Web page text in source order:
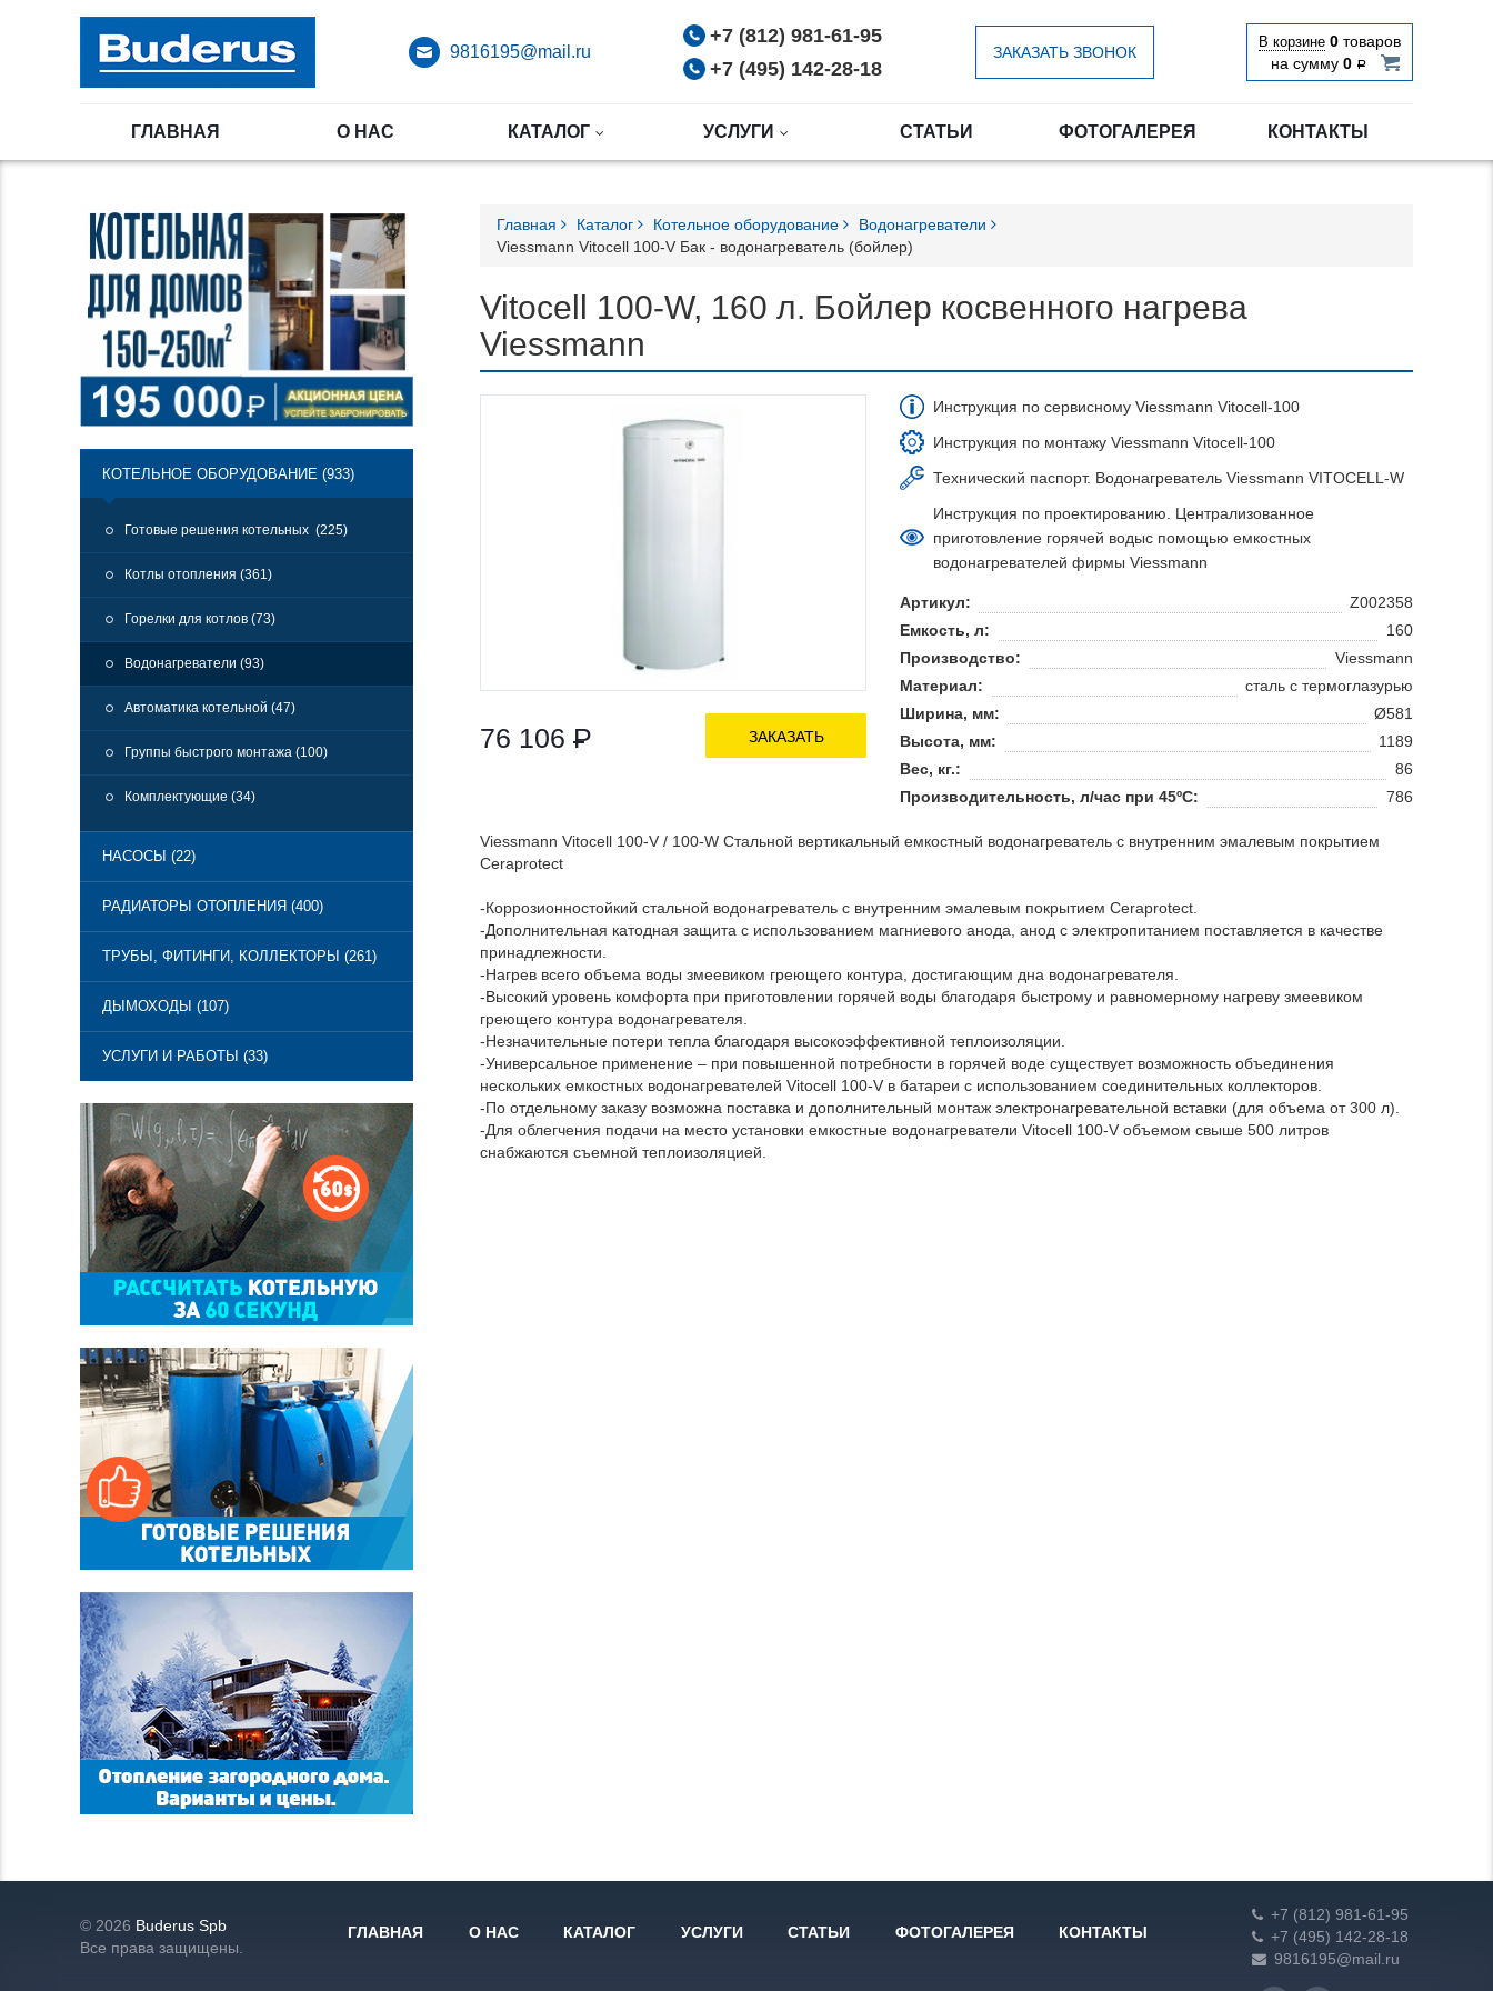
9816195@mail.ru
+7 (812) 981-61-95
+7 (495) 142-28-18
ЗАКАЗАТЬ ЗВОНОК
В корзине 0 товаров
на сумму 0 Р
ГЛАВНАЯ О НАС КАТАЛОГ УСЛУГИ СТАТЬИ ФОТОГАЛЕРЕЯ КОНТАКТЫ
Главная Каталог Котельное оборудование
Водонагреватели
Viessmann Vitocell 100-V Бак - водонагреватель (бойлер)
Vitocell 100-W, 160 л. Бойлер косвенного нагрева
Viessmann
76 106 Р ЗАКАЗАТЬ
Инструкция по сервисному Viessmann Vitocell-100
Инструкция по монтажу Viessmann Vitocell-100
Технический паспорт. Водонагреватель Viessmann VITOCELL-W
Инструкция по проектированию. Централизованное
приготовление горячей водыс помощью емкостных
водонагревателей фирмы Viessmann
Артикул:
Z002358
Емкость, л:
160
Производство:
Viessmann
Материал:
сталь с термоглазурью
Ширина, мм:
Ø581
Высота, мм:
1189
Вес, кг.:
86
Производительность, л/час при 45ºС:
786
Viessmann Vitocell 100-V / 100-W Стальной вертикальный емкостный водонагреватель с внутренним эмалевым покрытием
Ceraprotect
-Коррозионностойкий стальной водонагреватель с внутренним эмалевым покрытием Ceraprotect.
-Дополнительная катодная защита с использованием магниевого анода, анод с электропитанием поставляется в качестве
принадлежности.
-Нагрев всего объема воды змеевиком греющего контура, достигающим дна водонагревателя.
-Высокий уровень комфорта при приготовлении горячей воды благодаря быстрому и равномерному нагреву змеевиком
греющего контура водонагревателя.
-Незначительные потери тепла благодаря высокоэффективной теплоизоляции.
-Универсальное применение – при повышенной потребности в горячей воде существует возможность объединения
нескольких емкостных водонагревателей Vitocell 100-V в батареи с использованием соединительных коллекторов.
-По отдельному заказу возможна поставка и дополнительный монтаж электронагревательной вставки (для объема от 300 л).
-Для облегчения подачи на место установки емкостные водонагреватели Vitocell 100-V объемом свыше 500 литров
снабжаются съемной теплоизоляцией.
КОТЕЛЬНОЕ ОБОРУДОВАНИЕ (933)
Готовые решения котельных (225)
Котлы отопления (361)
Горелки для котлов (73)
Водонагреватели (93)
Автоматика котельной (47)
Группы быстрого монтажа (100)
Комплектующие (34)
НАСОСЫ (22)
РАДИАТОРЫ ОТОПЛЕНИЯ (400)
ТРУБЫ, ФИТИНГИ, КОЛЛЕКТОРЫ (261)
ДЫМОХОДЫ (107)
УСЛУГИ И РАБОТЫ (33)
© 2026 Buderus Spb
Все права защищены.
ГЛАВНАЯ О НАС КАТАЛОГ УСЛУГИ СТАТЬИ ФОТОГАЛЕРЕЯ КОНТАКТЫ
+7 (812) 981-61-95
+7 (495) 142-28-18
9816195@mail.ru